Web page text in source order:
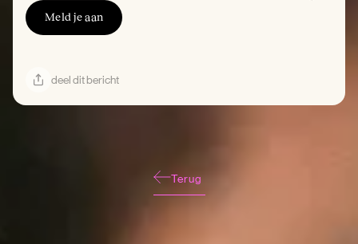
Meld je aan
deel dit bericht
Terug